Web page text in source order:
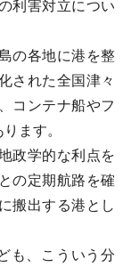
利害対立につい
の各地に港を整
された全国津々
コンテナ船やフ
ます。
政学的な利点を
の定期航路を確
搬出する港とし
も、こういう分